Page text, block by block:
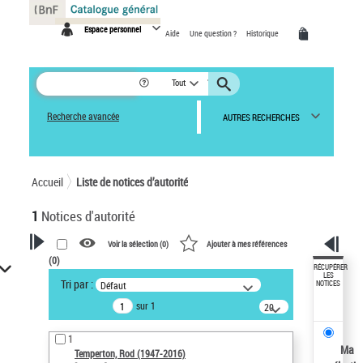
Espace personnel Aide Une question ? Historique
Tout
Recherche avancée AUTRES RECHERCHES
Accueil Liste de notices d’autorité
1 Notices d'autorité
VOTRE RECHERCHE
Recherche avancée dans les
notices d’autorité
Œuvres liées à l'auteur :
Temperton, Rod (1947-2016)
Voir la sélection (0) Ajouter à mes références
(0)
Tri par : Défaut
sur 1
20
résultats/page
1
Temperton, Rod (1947-2016)
RÉCUPÉRER
LES
NOTICES
Ma
Panneau de gestion des cookies